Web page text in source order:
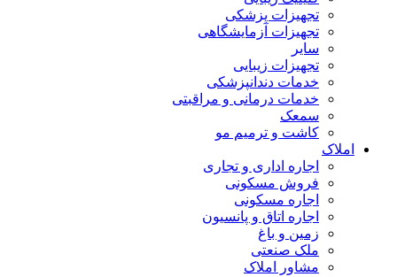
تجهیزات پزشکی
تجهیزات آزمایشگاهی
سایر
تجهیزات زیبایی
خدمات دندانپزشکی
خدمات درمانی و مراقبتی
سمعک
کاشت و ترمیم مو
املاک
اجاره اداری و تجاری
فروش مسکونی
اجاره مسکونی
اجاره اتاق و پانسیون
زمین و باغ
ملک صنعتی
مشاور املاک